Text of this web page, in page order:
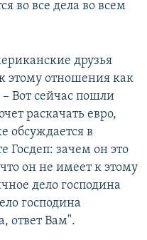
во все дела во всем
друзья
этому отношения как
Вот сейчас пошли
раскачать евро,
обсуждается в
Госдеп: зачем он это
он не имеет к этому
дело господина
господина
ответ Вам".